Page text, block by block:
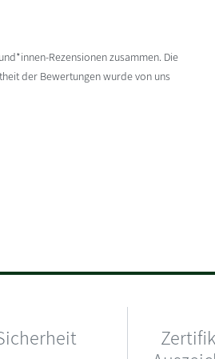
Rezensionen zusammen. Die
der Bewertungen wurde von uns